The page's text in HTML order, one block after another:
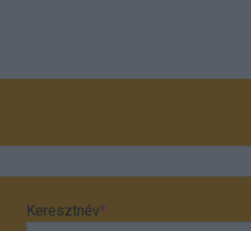
Keresztnév*